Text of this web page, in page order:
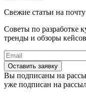
Свежие статьи на почту
Советы по разработке
тренды и обзоры кейсов
Вы подписаны на
уже подписан на